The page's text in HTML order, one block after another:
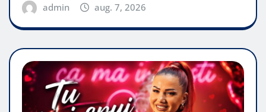
admin aug. 7, 2026